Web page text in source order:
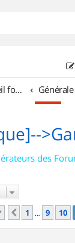
Accueil forum Générale
des
Page 11 sur14
Précédent
1 … 9 10